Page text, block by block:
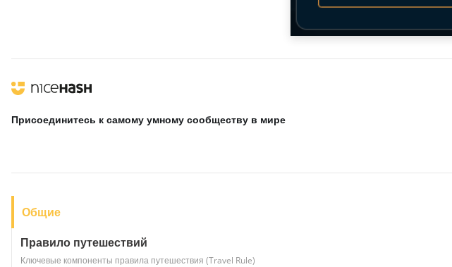
Присоединитесь к самому умному сообществу в мире
Общие
Правило путешествий
Ключевые компоненты правила путешествия (Travel Rule)